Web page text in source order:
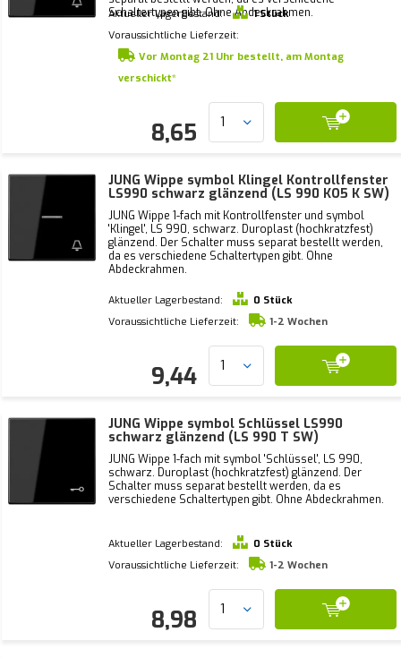
Schaltertypen gibt. Ohne Abdeckrahmen.
Aktueller Lagerbestand:
1 Stück
Voraussichtliche Lieferzeit:
Vor Montag 21 Uhr bestellt, am Montag
verschickt*
8,65
JUNG Wippe symbol Klingel Kontrollfenster
LS990 schwarz glänzend (LS 990 KO5 K SW)
JUNG Wippe 1-fach mit Kontrollfenster und symbol
'Klingel', LS 990, schwarz. Duroplast (hochkratzfest)
glänzend. Der Schalter muss separat bestellt werden,
da es verschiedene Schaltertypen gibt. Ohne
Abdeckrahmen.
Aktueller Lagerbestand:
0 Stück
Voraussichtliche Lieferzeit:
1-2 Wochen
9,44
JUNG Wippe symbol Schlüssel LS990
schwarz glänzend (LS 990 T SW)
JUNG Wippe 1-fach mit symbol 'Schlüssel', LS 990,
schwarz. Duroplast (hochkratzfest) glänzend. Der
Schalter muss separat bestellt werden, da es
verschiedene Schaltertypen gibt. Ohne Abdeckrahmen.
Aktueller Lagerbestand:
0 Stück
Voraussichtliche Lieferzeit:
1-2 Wochen
8,98